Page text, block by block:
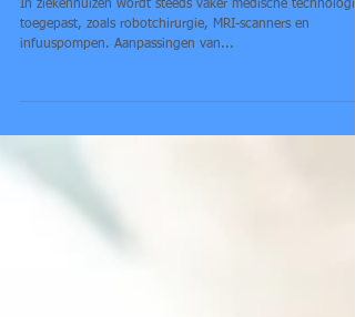
ziekenhuizen en medici bij
de veilige toepassing van
medische technologie
In ziekenhuizen wordt steeds vaker medische technologie